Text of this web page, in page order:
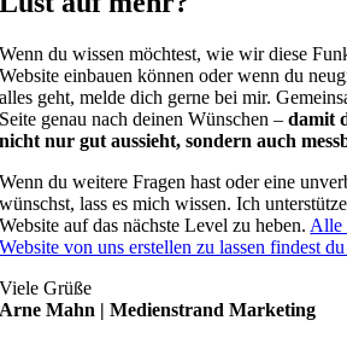
Wenn du wissen möchtest, wie wir diese
Website einbauen können oder wenn du
alles geht, melde dich gerne bei mir.
Seite genau nach deinen Wünschen –damit
nicht nur gut aussieht, sondern auch
Wenn du weitere Fragen hast oder eine
wünschst, lass es mich wissen. Ich
Website auf das nächste Level zu heben. Alle
Website von uns erstellen zu lassen findest
Viele Grüße
Arne Mahn | Medienstrand Marketing